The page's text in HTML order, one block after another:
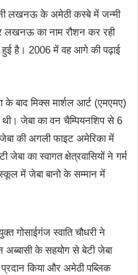
लखनऊ के अमेठी कस्बे में जन्मी
लखनऊ का नाम रौशन कर रही
हुई है। 2006 में वह आगे की पढ़ाई
बाद मिक्स मार्शल आर्ट (एमएमए)
जेबा का वन चैम्पियनशिप से 6
की अगली फाइट अमेरिका में
का स्वागत क्षेत्रवासियों ने गर्म
में जेबा बानो के सम्मान में
गोसाईगंज स्वाति चौधरी ने
अब्बासी के सहयोग से बेटी जेबा
प्रदान किया और अमेठी पब्लिक